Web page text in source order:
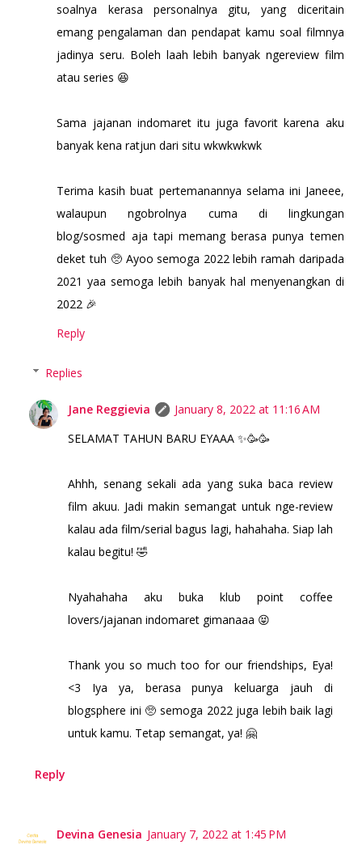
soalnya kerasa personalnya gitu, yang diceritain
emang pengalaman dan pendapat kamu soal filmnya
jadinya seru. Boleh laah lebih banyak ngereview film
atau series 😆
Sama jajanan indomaret itu juga favorit karena aku
banyak kena ratjun dari situ wkwkwkwk
Terima kasih buat pertemanannya selama ini Janeee,
walaupun ngobrolnya cuma di lingkungan
blog/sosmed aja tapi memang berasa punya temen
deket tuh 🥺 Ayoo semoga 2022 lebih ramah daripada
2021 yaa semoga lebih banyak hal menyenangkan di
2022 🎉
Reply
Replies
Jane Reggievia
January 8, 2022 at 11:16 AM
SELAMAT TAHUN BARU EYAAA ✨🥳🥳
Ahhh, senang sekali ada yang suka baca review
film akuu. Jadi makin semangat untuk nge-review
kalau ada film/serial bagus lagi, hahahaha. Siap lah
kalau begitu! 🤣
Nyahahaha aku buka klub point coffee
lovers/jajanan indomaret gimanaaa 😝
Thank you so much too for our friendships, Eya!
<3 Iya ya, berasa punya keluarga jauh di
blogsphere ini 🥺 semoga 2022 juga lebih baik lagi
untuk kamu. Tetap semangat, ya! 🤗
Reply
Devina Genesia January 7, 2022 at 1:45 PM